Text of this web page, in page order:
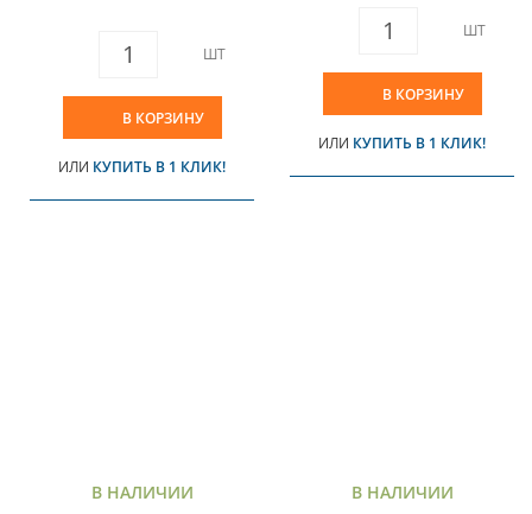
ШТ
В КОРЗИНУ
ИЛИ КУПИТЬ В 1 КЛИК!
ШТ
В КОРЗИНУ
ИЛИ КУПИТЬ В 1 КЛИК!
В НАЛИЧИИ
В НАЛИЧИИ